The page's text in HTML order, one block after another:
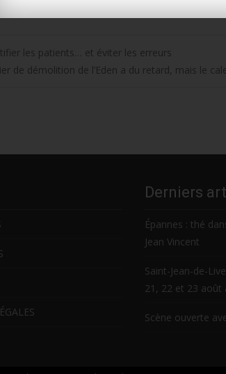
les patients… et éviter les erreurs
de démolition de l’Eden a du retard, mais le
Derniers
Épannes : thé
Jean Vincent
Saint-Jean-de-
21, 22 et 23 août
Scène ouverte